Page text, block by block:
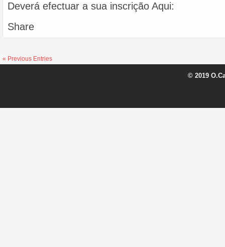
Deverá efectuar a sua inscrição Aqui:
Share
« Previous Entries
© 2019